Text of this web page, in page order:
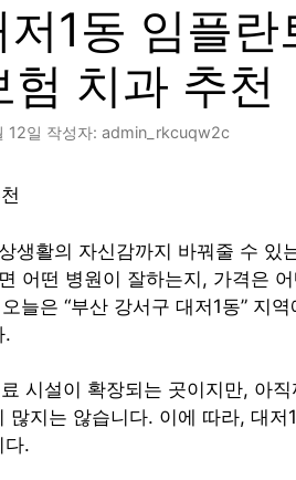
1동 임플란
험 치과 추천
12일 작성자: admin_rkcuqw2c
생활의 자신감까지 바꿔줄 수 있
어떤 병원이 잘하는지, 가격은
늘은 “부산 강서구 대저1동” 지
.
시설이 확장되는 곳이지만, 아
지는 않습니다. 이에 따라, 대저
다.